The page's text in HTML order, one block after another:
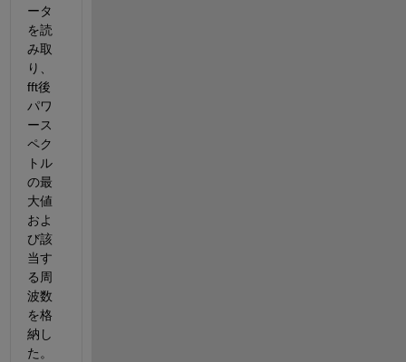
ータ
を読
み取
り、
fft後
パワ
ース
ペク
トル
の最
大値
およ
び該
当す
る周
波数
を格
納し
た。